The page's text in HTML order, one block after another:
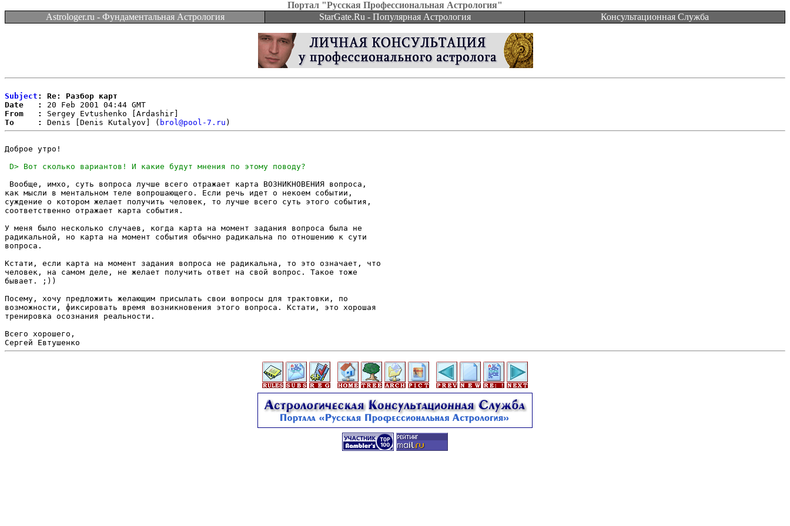
Портал "Русская Профессиональная Астрология"
Astrologer.ru - Фундаментальная Астрология
StarGate.Ru - Популярная Астрология Консультационная Служба
Subject : Re: Разбор карт
Date   :
From   :
To     :
Denis [Denis Kutalyov] ( brol@pool-7.ru
Доброе утро!
Вообще, имхо, суть вопроса лучше всего отражает карта ВОЗНИКНОВЕНИЯ вопроса,
как мысли в ментальном теле вопрошающего. Если речь идет о некоем событии,
суждение о котором желает получить человек, то лучше всего суть этого события,
соответственно отражает карта события.
У меня было несколько случаев, когда карта на момент задания вопроса была не
радикальной, но карта на момент события обычно радикальна по отношению к сути
вопроса.
Кстати, если карта на момент задания вопроса не радикальна, то это означает, что
человек, на самом деле, не желает получить ответ на свой вопрос. Такое тоже
бывает. ;))
Посему, хочу предложить желающим присылать свои вопросы для трактовки, по
возможности, фиксировать время возникновения этого вопроса. Кстати, это хорошая
тренировка осознания реальности.
Всего хорошего,